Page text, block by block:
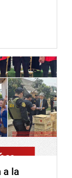
a la